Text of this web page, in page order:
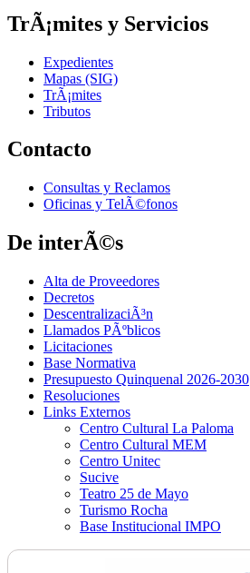
TrÃ¡mites y Servicios
Expedientes
Mapas (SIG)
TrÃ¡mites
Tributos
Contacto
Consultas y Reclamos
Oficinas y TelÃ©fonos
De interÃ©s
Alta de Proveedores
Decretos
DescentralizaciÃ³n
Llamados PÃºblicos
Licitaciones
Base Normativa
Presupuesto Quinquenal 2026-2030
Resoluciones
Links Externos
Centro Cultural La Paloma
Centro Cultural MEM
Centro Unitec
Sucive
Teatro 25 de Mayo
Turismo Rocha
Base Institucional IMPO